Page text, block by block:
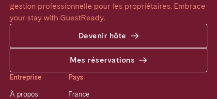
gestion professionnelle pour les propriétaires. Embrace
your stay with GuestReady.
Devenir hôte
Mes réservations
Entreprise
À propos
Pays
France